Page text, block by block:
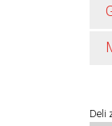
Deli